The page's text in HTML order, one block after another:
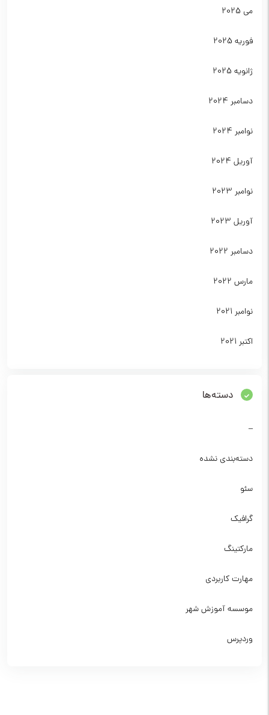
می 2025
فوریه 2025
ژانویه 2025
دسامبر 2024
نوامبر 2024
آوریل 2024
نوامبر 2023
آوریل 2023
دسامبر 2022
مارس 2022
نوامبر 2021
اکتبر 2021
دسته‌ها
–
دسته‌بندی نشده
سئو
گرافیک
مارکتینگ
مهارت کاربردی
موسسه آموزش شهر
وردپرس